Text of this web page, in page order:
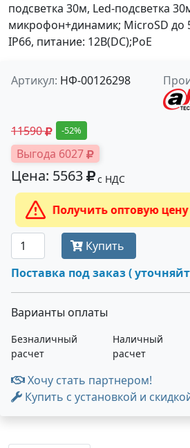
подсветка 30м, Led-подсветка
микрофон+динамик; MicroSD до
IP66, питание: 12В(DC);PoE
Артикул: НФ-00126298
11590 -52%
Выгода 6027
Цена: 5563 с НДС
Получить
Купить
Поставка под заказ (
Варианты оплаты
Безналичный
расчет
Наличный
расчет
Хочу стать партнером!
Купить с установкой и